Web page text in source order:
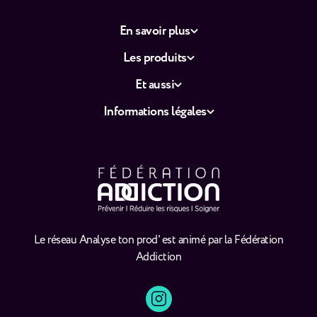
Le réseau Analyse ton prod' est animé par la Fédération
Addiction
En savoir plus
Les produits
Et aussi
Informations légales